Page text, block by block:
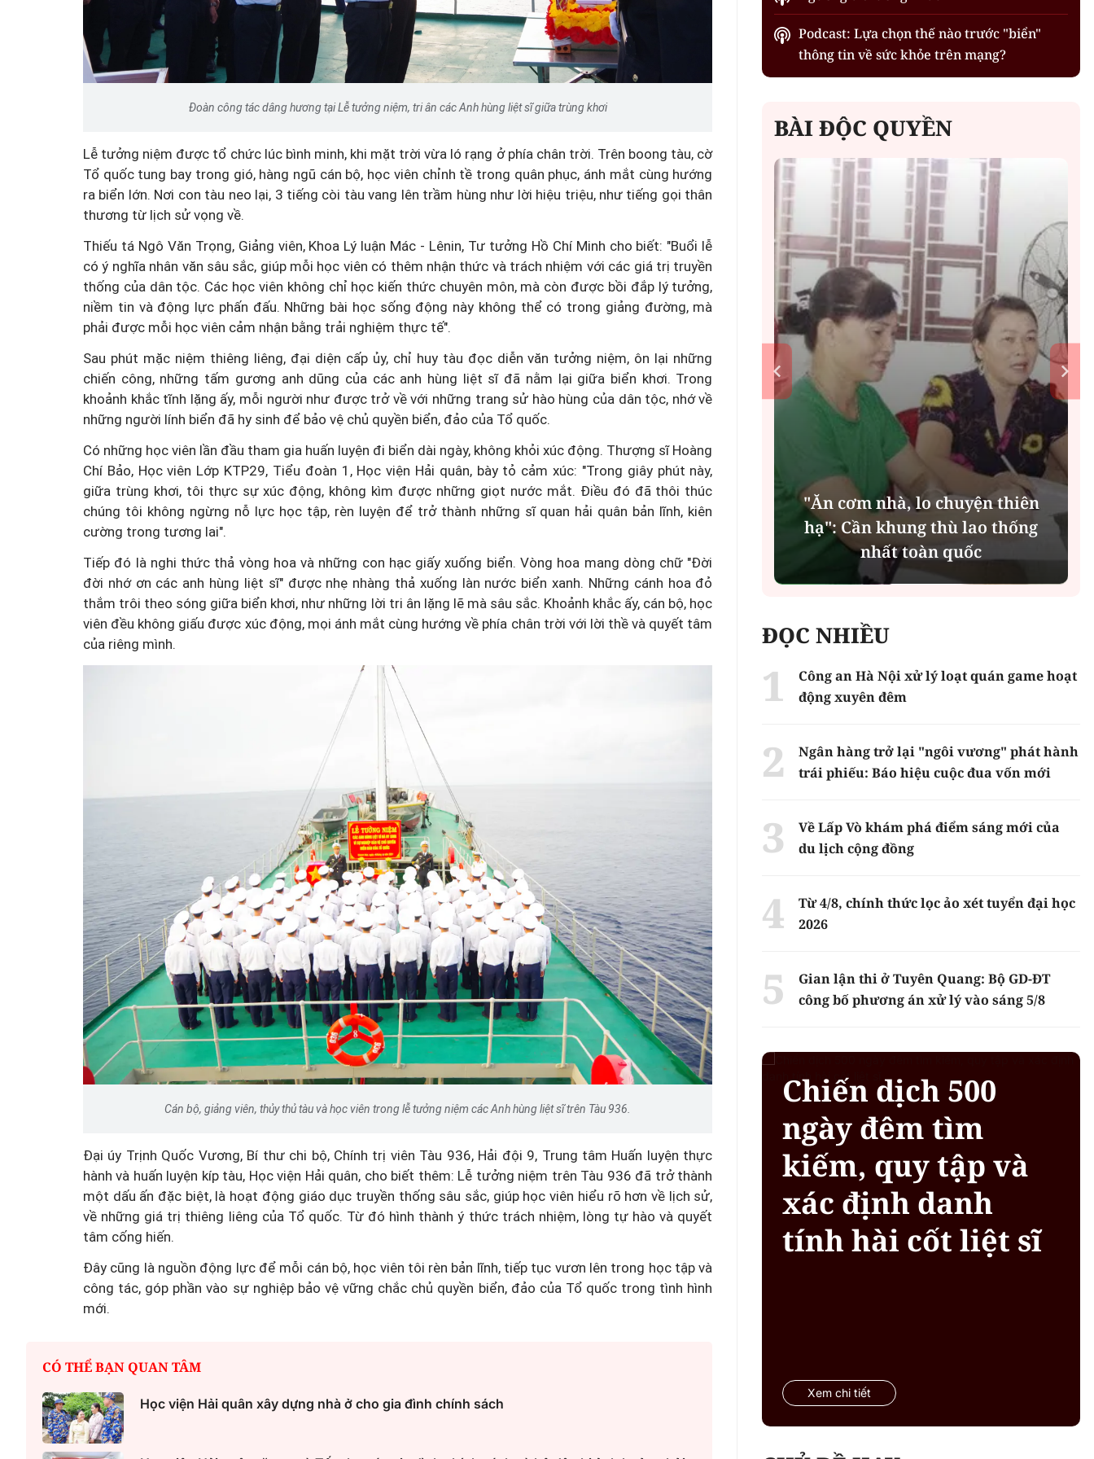
Đoàn công tác dâng hương tại Lễ tưởng niệm, tri ân các Anh hùng liệt sĩ giữa trùng khơi
Lễ tưởng niệm được tổ chức lúc bình minh, khi mặt trời vừa ló rạng ở phía chân trời. Trên boong tàu, cờ
Tổ quốc tung bay trong gió, hàng ngũ cán bộ, học viên chỉnh tề trong quân phục, ánh mắt cùng hướng
ra biển lớn. Nơi con tàu neo lại, 3 tiếng còi tàu vang lên trầm hùng như lời hiệu triệu, như tiếng gọi thân
thương từ lịch sử vọng về.
Thiếu tá Ngô Văn Trọng, Giảng viên, Khoa Lý luận Mác - Lênin, Tư tưởng Hồ Chí Minh cho biết: "Buổi lễ
có ý nghĩa nhân văn sâu sắc, giúp mỗi học viên có thêm nhận thức và trách nhiệm với các giá trị truyền
thống của dân tộc. Các học viên không chỉ học kiến thức chuyên môn, mà còn được bồi đắp lý tưởng,
niềm tin và động lực phấn đấu. Những bài học sống động này không thể có trong giảng đường, mà
phải được mỗi học viên cảm nhận bằng trải nghiệm thực tế".
Sau phút mặc niệm thiêng liêng, đại diện cấp ủy, chỉ huy tàu đọc diễn văn tưởng niệm, ôn lại những
chiến công, những tấm gương anh dũng của các anh hùng liệt sĩ đã nằm lại giữa biển khơi. Trong
khoảnh khắc tĩnh lặng ấy, mỗi người như được trở về với những trang sử hào hùng của dân tộc, nhớ về
những người lính biển đã hy sinh để bảo vệ chủ quyền biển, đảo của Tổ quốc.
Có những học viên lần đầu tham gia huấn luyện đi biển dài ngày, không khỏi xúc động. Thượng sĩ Hoàng
Chí Bảo, Học viên Lớp KTP29, Tiểu đoàn 1, Học viện Hải quân, bày tỏ cảm xúc: "Trong giây phút này,
giữa trùng khơi, tôi thực sự xúc động, không kìm được những giọt nước mắt. Điều đó đã thôi thúc
chúng tôi không ngừng nỗ lực học tập, rèn luyện để trở thành những sĩ quan hải quân bản lĩnh, kiên
cường trong tương lai".
Tiếp đó là nghi thức thả vòng hoa và những con hạc giấy xuống biển. Vòng hoa mang dòng chữ "Đời
đời nhớ ơn các anh hùng liệt sĩ" được nhẹ nhàng thả xuống làn nước biển xanh. Những cánh hoa đỏ
thắm trôi theo sóng giữa biển khơi, như những lời tri ân lặng lẽ mà sâu sắc. Khoảnh khắc ấy, cán bộ, học
viên đều không giấu được xúc động, mọi ánh mắt cùng hướng về phía chân trời với lời thề và quyết tâm
của riêng mình.
Cán bộ, giảng viên, thủy thủ tàu và học viên trong lễ tưởng niệm các Anh hùng liệt sĩ trên Tàu 936.
Đại úy Trịnh Quốc Vương, Bí thư chi bộ, Chính trị viên Tàu 936, Hải đội 9, Trung tâm Huấn luyện thực
hành và huấn luyện kíp tàu, Học viện Hải quân, cho biết thêm: Lễ tưởng niệm trên Tàu 936 đã trở thành
một dấu ấn đặc biệt, là hoạt động giáo dục truyền thống sâu sắc, giúp học viên hiểu rõ hơn về lịch sử,
về những giá trị thiêng liêng của Tổ quốc. Từ đó hình thành ý thức trách nhiệm, lòng tự hào và quyết
tâm cống hiến.
Đây cũng là nguồn động lực để mỗi cán bộ, học viên tôi rèn bản lĩnh, tiếp tục vươn lên trong học tập và
công tác, góp phần vào sự nghiệp bảo vệ vững chắc chủ quyền biển, đảo của Tổ quốc trong tình hình
mới.
CÓ THỂ BẠN QUAN TÂM
Học viện Hải quân xây dựng nhà ở cho gia đình chính sách
Podcast: Lựa chọn thế nào trước "biển"
thông tin về sức khỏe trên mạng?
BÀI ĐỘC QUYỀN
Mua nhà thuộc dự án đang thế
chấp, làm sao để hạn chế rủi ro?
Thành lập thành phố Bắc Ninh
trực thuộc Trung ương: Tầm
"Ăn cơm nhà, lo chuyện thiên
hạ": Cần khung thù lao thống
nhất toàn quốc
ĐỌC NHIỀU
Công an Hà Nội xử lý loạt quán game hoạt
động xuyên đêm
Ngân hàng trở lại "ngôi vương" phát hành
trái phiếu: Báo hiệu cuộc đua vốn mới
Về Lấp Vò khám phá điểm sáng mới của
du lịch cộng đồng
Từ 4/8, chính thức lọc ảo xét tuyển đại học
2026
Gian lận thi ở Tuyên Quang: Bộ GD-ĐT
công bố phương án xử lý vào sáng 5/8
Chiến dịch 500
ngày đêm tìm
kiếm, quy tập và
xác định danh
tính hài cốt liệt sĩ
Xem chi tiết